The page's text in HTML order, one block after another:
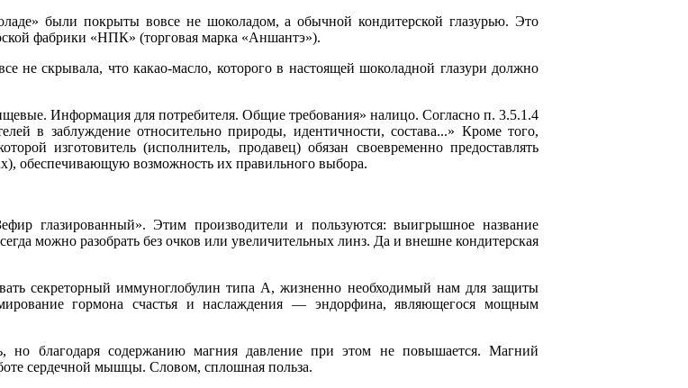
были покрыты вовсе не шоколадом, а обычной кондитерской глазурью. Это
фабрики «НПК» (торговая марка «Аншантэ»).
не скрывала, что какао-масло, которого в настоящей шоколадной глазури должно
Информация для потребителя. Общие требования» налицо. Согласно п. 3.5.1.4
в заблуждение относительно природы, идентичности, состава...» Кроме того,
изготовитель (исполнитель, продавец) обязан своевременно предоставлять
обеспечивающую возможность их правильного выбора.
глазированный». Этим производители и пользуются: выигрышное название
можно разобрать без очков или увеличительных линз. Да и внешне кондитерская
секреторный иммуноглобулин типа А, жизненно необходимый нам для защиты
гормона счастья и наслаждения — эндорфина, являющегося мощным
но благодаря содержанию магния давление при этом не повышается. Магний
сердечной мышцы. Словом, сплошная польза.